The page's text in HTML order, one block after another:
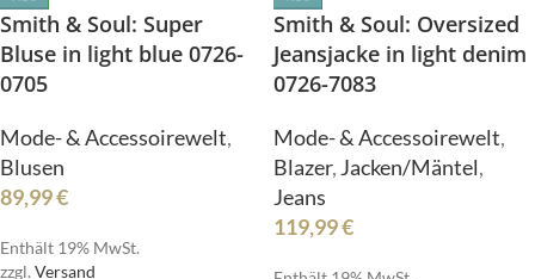
Smith & Soul: Super
Bluse in light blue 0726-
0705
Mode- & Accessoirewelt,
Blusen
89,99€
Enthält 19% MwSt.
zzgl. Versand
Smith & Soul: Oversized
Jeansjacke in light denim
0726-7083
Mode- & Accessoirewelt,
Blazer, Jacken/Mäntel,
Jeans
119,99€